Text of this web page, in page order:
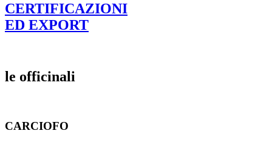
CERTIFICAZIONI
ED EXPORT
le officinali
CARCIOFO